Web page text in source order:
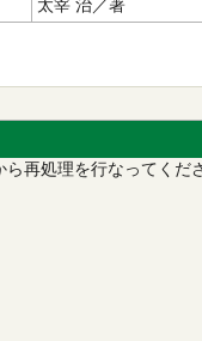
太宰 治／著
ら再処理を行なってくだ